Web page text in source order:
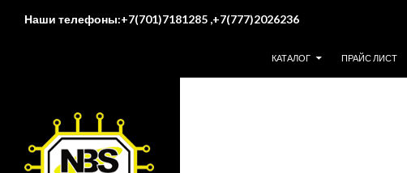
Наши телефоны:+7(701)7181285 ,+7(777)2026236
КАТАЛОГ
ПРАЙС ЛИСТ